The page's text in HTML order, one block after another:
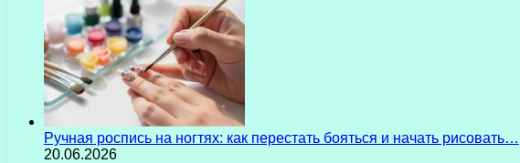
Ручная роспись на ногтях: как перестать бояться и начать рисовать…
20.06.2026